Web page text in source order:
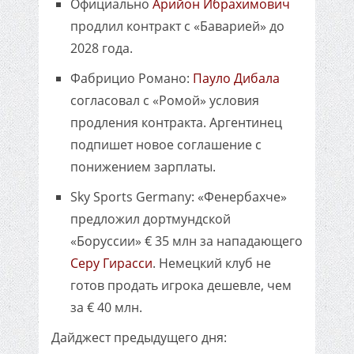
Официально Арийон Ибрахимович
продлил контракт с «Баварией» до
2028 года.
Фабрицио Романо: Пауло Дибала
согласовал с «Ромой» условия
продления контракта. Аргентинец
подпишет новое соглашение с
понижением зарплаты.
Sky Sports Germany: «Фенербахче»
предложил дортмундской
«Боруссии» € 35 млн за нападающего
Серу Гирасси. Немецкий клуб не
готов продать игрока дешевле, чем
за € 40 млн.
Дайджест предыдущего дня: